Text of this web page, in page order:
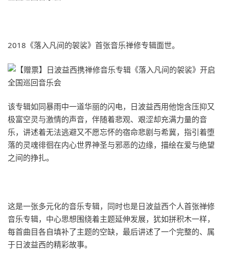
2018《落入凡间的袈裟》首张音乐禅修专辑面世。
该专辑如同暴雨中一道华丽的闪电，日波益西用他饱含压抑又
极富空灵与激情的声音，伴随着悲观、艰涩却充满力量的音
乐，讲述着无法逃避又不愿忘怀的宿命悲剧与希冀，指引着堕
落的灵魂徘徊在内心世界神圣与邪恶的边缘，描绘在爱与绝望
之间的挣扎。
这是一张多元化的音乐专辑，同时也是日波益西个人首张禅修
音乐专辑，中心思想围绕着主题延伸发展，犹如拼积木一样，
每首曲目各自填补了主题的空缺，最后讲述了一个完整的、属
于日波益西的精彩故事。